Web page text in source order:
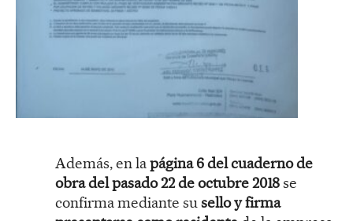
Además, en lapágina 6 del cuaderno de
obra del pasado 22 de octubre 2018se
confirma mediante susello y firma